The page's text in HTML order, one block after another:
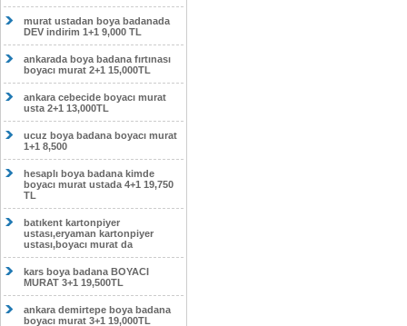
murat ustadan boya badanada
DEV indirim 1+1 9,000 TL
ankarada boya badana fırtınası
boyacı murat 2+1 15,000TL
ankara cebecide boyacı murat
usta 2+1 13,000TL
ucuz boya badana boyacı murat
1+1 8,500
hesaplı boya badana kimde
boyacı murat ustada 4+1 19,750
TL
batıkent kartonpiyer
ustası,eryaman kartonpiyer
ustası,boyacı murat da
kars boya badana BOYACI
MURAT 3+1 19,500TL
ankara demirtepe boya badana
boyacı murat 3+1 19,000TL